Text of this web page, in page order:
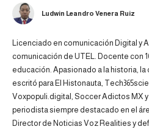
Ludwin Leandro Venera Ruiz
Licenciado en comunicación Digital y
comunicación de UTEL. Docente con
educación. Apasionado a la historia,
escritó para El Histonauta,
Voxpopuli.digital, Soccer Adictos MX
periodista siempre destacado en el
Director de Noticias Voz Realities y